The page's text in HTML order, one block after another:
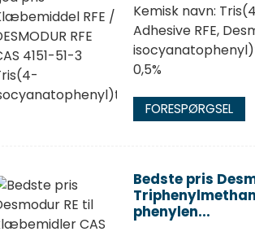
Kemisk navn:
Adhesive RFE,
0,5%
FORESPØRGSEL
Bedste pris
phenylen...